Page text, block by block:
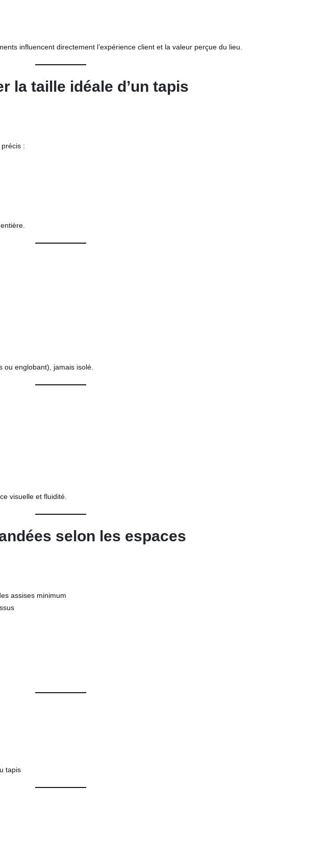
influencent directement l’expérience client et la valeur perçue du lieu.
la taille idéale d’un tapis
:
ou englobant), jamais isolé.
visuelle et fluidité.
selon les espaces
assises minimum
tapis